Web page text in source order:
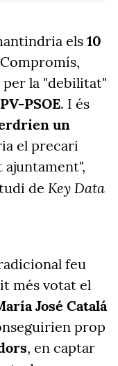
els 10
la "debilitat"
PSOE. I és
un
el precari
de Key Data
feu
més votat el
José Catalá
prop
, en captar